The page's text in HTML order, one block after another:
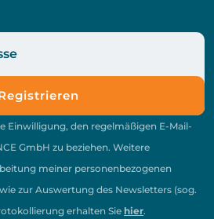
Einwilligung, den regelmäßigen E-Mail-
GmbH zu beziehen. Weitere
meiner personenbezogenen
zur Auswertung des Newsletters (sog.
erhalten Sie hier.